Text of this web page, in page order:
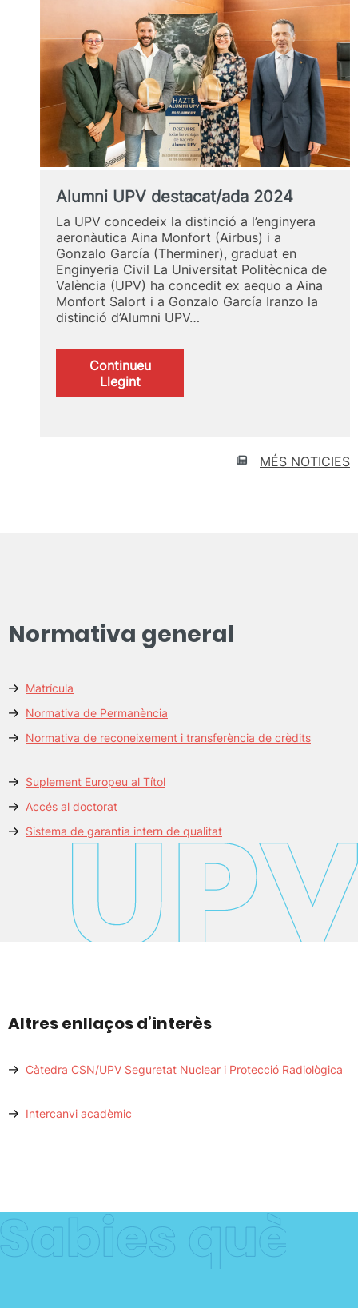
Alumni UPV destacat/ada 2024
La UPV concedeix la distinció a l’enginyera
aeronàutica Aina Monfort (Airbus) i a
Gonzalo García (Therminer), graduat en
Enginyeria Civil La Universitat Politècnica de
València (UPV) ha concedit ex aequo a Aina
Monfort Salort i a Gonzalo García Iranzo la
distinció d’Alumni UPV…
Continueu
Llegint:
Alumni
MÉS NOTICIES
Normativa general
Matrícula
Normativa de Permanència
Normativa de reconeixement i transferència de crèdits
Suplement Europeu al Títol
Accés al doctorat
Sistema de garantia intern de qualitat
Altres enllaços d’interès
Càtedra CSN/UPV Seguretat Nuclear i Protecció Radiològica
Intercanvi acadèmic